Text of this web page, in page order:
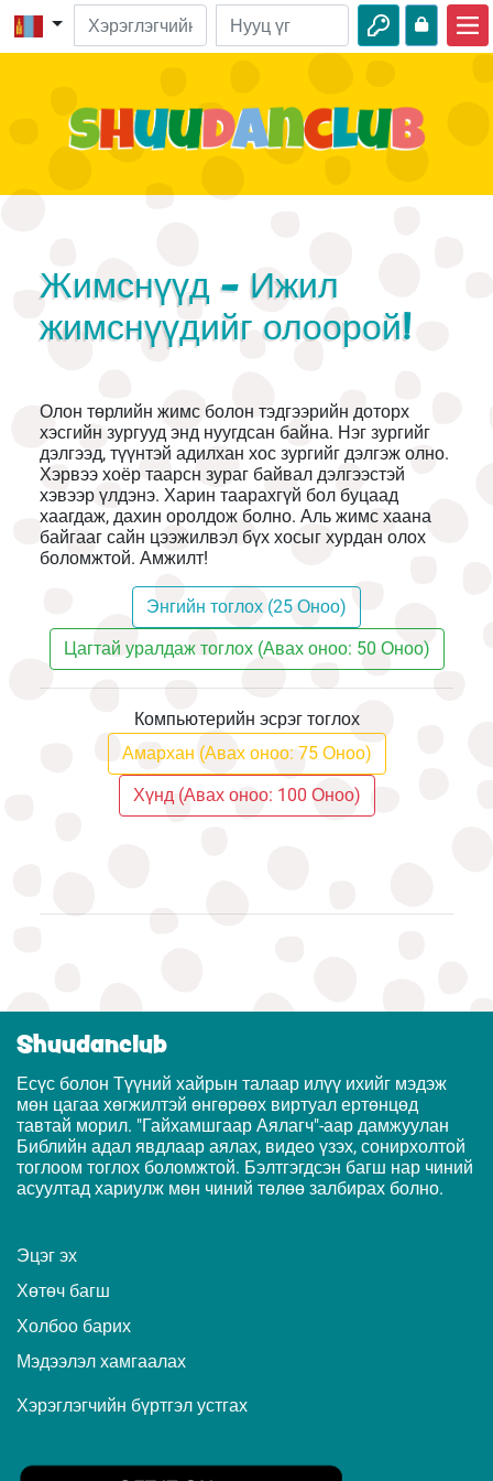
Библийн адал явдал
Хөгжилтэй булан
Жимснүүд - Ижил
жимснүүдийг олоорой!
Олон төрлийн жимс болон тэдгээрийн доторх
хэсгийн зургууд энд нуугдсан байна. Нэг зургийг
дэлгээд, түүнтэй адилхан хос зургийг дэлгэж олно.
Хэрвээ хоёр таарсн зураг байвал дэлгээстэй
хэвээр үлдэнэ. Харин таарахгүй бол буцаад
хаагдаж, дахин оролдож болно. Аль жимс хаана
байгааг сайн цээжилвэл бүх хосыг хурдан олох
боломжтой. Амжилт!
Энгийн тоглох (25 Оноо)
Цагтай уралдаж тоглох (Авах оноо: 50 Оноо)
Компьютерийн эсрэг тоглох
Амархан (Авах оноо: 75 Оноо)
Хүнд (Авах оноо: 100 Оноо)
Shuudanclub
Есүс болон Түүний хайрын талаар илүү ихийг мэдэж
мөн цагаа хөгжилтэй өнгөрөөх виртуал ертөнцөд
тавтай морил. "Гайхамшгаар Аялагч"-аар дамжуулан
Библийн адал явдлаар аялах, видео үзэх, сонирхолтой
тоглоом тоглох боломжтой. Бэлтгэгдсэн багш нар чиний
асуултад хариулж мөн чиний төлөө залбирах болно.
Эцэг эх
Хөтөч багш
Холбоо барих
Мэдээлэл хамгаалах
Хэрэглэгчийн бүртгэл устгах